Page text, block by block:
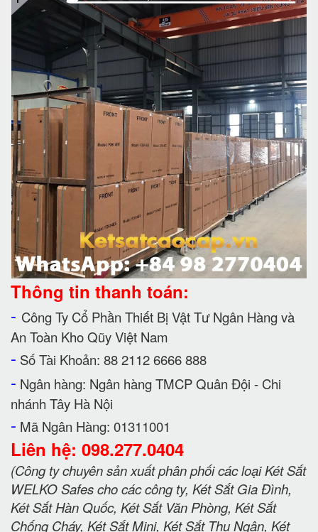
Thông tin thanh toán:
- Công Ty Cổ Phần Thiết Bị Vật Tư Ngân Hàng và
An Toàn Kho Qũy Việt Nam
- Số Tài Khoản: 88 2112 6666 888
- Ngân hàng: Ngân hàng TMCP Quân Đội - Chi
nhánh Tây Hà Nội
- Mã Ngân Hàng: 01311001
Liên hệ: 098.277.0404
(Công ty chuyên sản xuất phân phối các loại Két Sắt
WELKO Safes cho các công ty, Két Sắt Gia Đình,
Két Sắt Hàn Quốc, Két Sắt Văn Phòng, Két Sắt
Chống Cháy, Két Sắt Mini, Két Sắt Thu Ngân, Két